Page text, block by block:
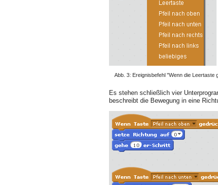
Abb. 3: Ereignisbefehl "Wenn die
Es stehen schließlich vier
beschreibt die Bewegung in eine